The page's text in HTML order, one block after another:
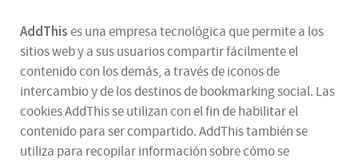
AddThises una empresa tecnológica que permite a los
sitios web y a sus usuarios compartir fácilmente el
contenido con los demás, a través de iconos de
intercambio y de los destinos de bookmarking social. Las
cookies AddThis se utilizan con el fin de habilitar el
contenido para ser compartido. AddThis también se
utiliza para recopilar información sobre cómo se